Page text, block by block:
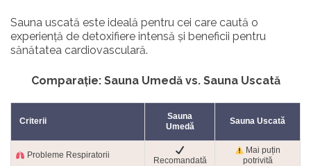
Sauna uscată este ideală pentru cei care caută o
experiență de detoxifiere intensă și beneficii pentru
sănătatea cardiovasculară.
Comparație: Sauna Umedă vs. Sauna Uscată
Criterii
Sauna
Umedă
Sauna Uscată
Probleme Respiratorii
Recomandată
Mai puțin
potrivită